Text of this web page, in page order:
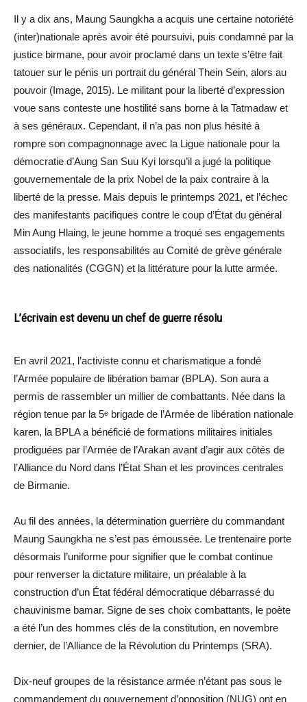
Il y a dix ans, Maung Saungkha a acquis une certaine notoriété
(inter)nationale après avoir été poursuivi, puis condamné par la
justice birmane, pour avoir proclamé dans un texte s’être fait
tatouer sur le pénis un portrait du général Thein Sein, alors au
pouvoir (Image, 2015). Le militant pour la liberté d’expression
voue sans conteste une hostilité sans borne à la Tatmadaw et
à ses généraux. Cependant, il n’a pas non plus hésité à
rompre son compagnonnage avec la Ligue nationale pour la
démocratie d’Aung San Suu Kyi lorsqu’il a jugé la politique
gouvernementale de la prix Nobel de la paix contraire à la
liberté de la presse. Mais depuis le printemps 2021, et l’échec
des manifestants pacifiques contre le coup d’État du général
Min Aung Hlaing, le jeune homme a troqué ses engagements
associatifs, les responsabilités au Comité de grève générale
des nationalités (CGGN) et la littérature pour la lutte armée.
L’écrivain est devenu un chef de guerre résolu
En avril 2021, l’activiste connu et charismatique a fondé
l’Armée populaire de libération bamar (BPLA). Son aura a
permis de rassembler un millier de combattants. Née dans la
région tenue par la 5ᵉ brigade de l’Armée de libération nationale
karen, la BPLA a bénéficié de formations militaires initiales
prodiguées par l’Armée de l’Arakan avant d’agir aux côtés de
l’Alliance du Nord dans l’État Shan et les provinces centrales
de Birmanie.
Au fil des années, la détermination guerrière du commandant
Maung Saungkha ne s’est pas émoussée. Le trentenaire porte
désormais l’uniforme pour signifier que le combat continue
pour renverser la dictature militaire, un préalable à la
construction d’un État fédéral démocratique débarrassé du
chauvinisme bamar. Signe de ses choix combattants, le poète
a été l’un des hommes clés de la constitution, en novembre
dernier, de l’Alliance de la Révolution du Printemps (SRA).
Dix-neuf groupes de la résistance armée n’étant pas sous le
commandement du gouvernement d’opposition (NUG) ont en